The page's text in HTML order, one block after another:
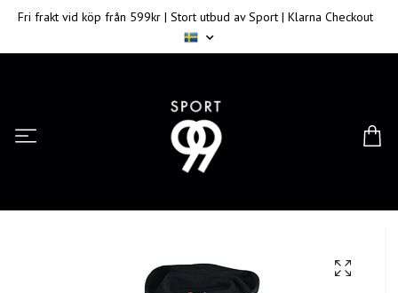
Fri frakt vid köp från 599kr | Stort utbud av Sport | Klarna Checkout